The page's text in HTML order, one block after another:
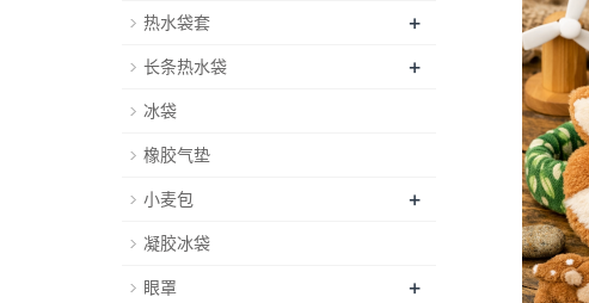
热水袋套 +
长条热水袋 +
冰袋
橡胶气垫
小麦包 +
凝胶冰袋
眼罩 +